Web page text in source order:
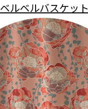
ベルベルバスケット